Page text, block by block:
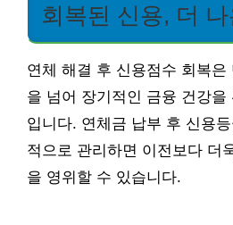
회복된 신용, 더
연체 해결 후 신용점수 회복은
을 넘어 장기적인 금융 건강을
입니다. 연체금 납부 후 신용
적으로 관리하면 이전보다 더
을 영위할 수 있습니다.